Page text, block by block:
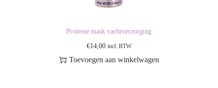
Proteine mask vachtverzorging
€14,00 incl. BTW
Toevoegen aan winkelwagen